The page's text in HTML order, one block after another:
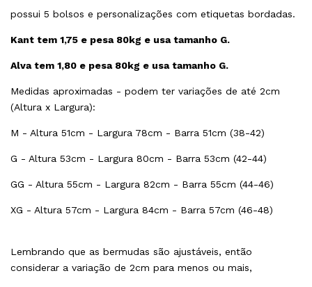
possui 5 bolsos e personalizações com etiquetas bordadas.
Kant tem 1,75 e pesa 80kg e usa tamanho G.
Alva tem 1,80 e pesa 80kg e usa tamanho G.
Medidas aproximadas - podem ter variações de até 2cm
(Altura x Largura):
M - Altura 51cm - Largura 78cm - Barra 51cm (38-42)
G - Altura 53cm - Largura 80cm - Barra 53cm (42-44)
GG - Altura 55cm - Largura 82cm - Barra 55cm (44-46)
XG - Altura 57cm - Largura 84cm - Barra 57cm (46-48)
Lembrando que as bermudas são ajustáveis, então
considerar a variação de 2cm para menos ou mais,